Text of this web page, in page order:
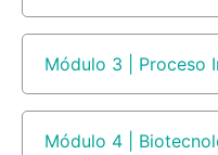
Módulo 3 | Proceso
Módulo 4 |